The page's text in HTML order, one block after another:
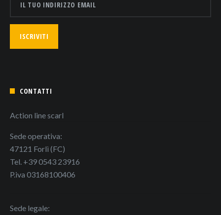
CONTATTI
Action line scarl
Sede operativa:
47121 Forlì (FC)
Tel. +39 0543 23916
P.iva 03168100406
Sede legale: